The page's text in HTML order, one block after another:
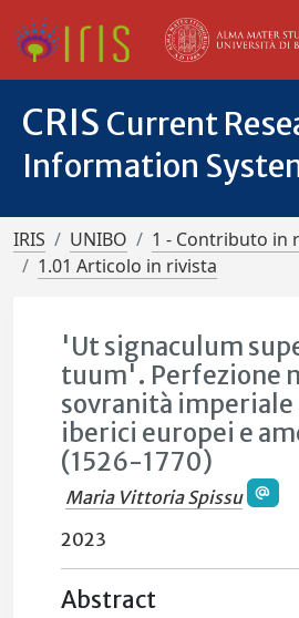
CRIS Current
Information
IRIS UNIBO
1 - Contributo in
1.01 Articolo in rivista
'Ut signaculum
tuum'. Perfezione
sovranità imperiale
iberici europei e
(1526-1770)
Maria Vittoria Spissu
2023
Abstract